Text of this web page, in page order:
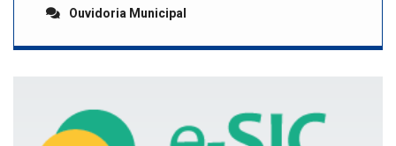
Ouvidoria Municipal